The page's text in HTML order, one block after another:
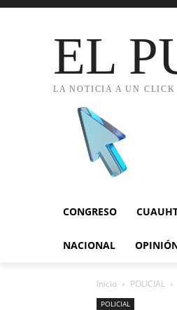
EL
LA NOTICIA A UN
CONGRESO
NACIONAL
Inicio POLICIAL
POLICIAL